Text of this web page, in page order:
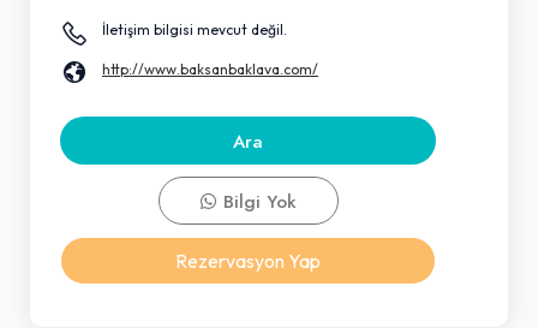
İletişim bilgisi mevcut değil.
http://www.baksanbaklava.com/
Ara
Bilgi Yok
Rezervasyon Yap